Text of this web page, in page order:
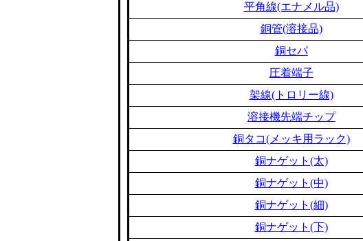
平角線(エナメル品)
銅管(溶接品)
銅セパ
圧着端子
架線(トロリー線)
溶接機先端チップ
銅タコ(メッキ用ラック)
銅ナゲット(太)
銅ナゲット(中)
銅ナゲット(細)
銅ナゲット(下)